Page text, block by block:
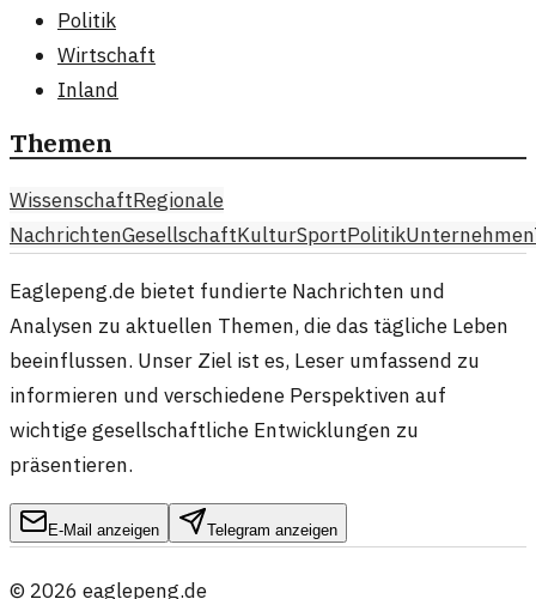
Politik
Wirtschaft
Inland
Themen
WissenschaftRegionale
NachrichtenGesellschaftKulturSportPolitikUnternehmen
Eaglepeng.de bietet fundierte Nachrichten und
Analysen zu aktuellen Themen, die das tägliche Leben
beeinflussen. Unser Ziel ist es, Leser umfassend zu
informieren und verschiedene Perspektiven auf
wichtige gesellschaftliche Entwicklungen zu
präsentieren.
E-Mail anzeigen Telegram anzeigen
© 2026 eaglepeng.de